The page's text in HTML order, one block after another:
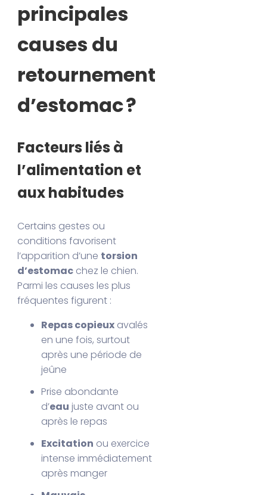
principales
causes du
retournement
d’estomac ?
Facteurs liés à
l’alimentation et
aux habitudes
Certains gestes ou
conditions favorisent
l’apparition d’une torsion
d’estomac chez le chien.
Parmi les causes les plus
fréquentes figurent :
Repas copieux avalés
en une fois, surtout
après une période de
jeûne
Prise abondante
d’eau juste avant ou
après le repas
Excitation ou exercice
intense immédiatement
après manger